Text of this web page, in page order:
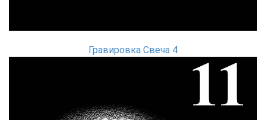
Гравировка Свеча 4